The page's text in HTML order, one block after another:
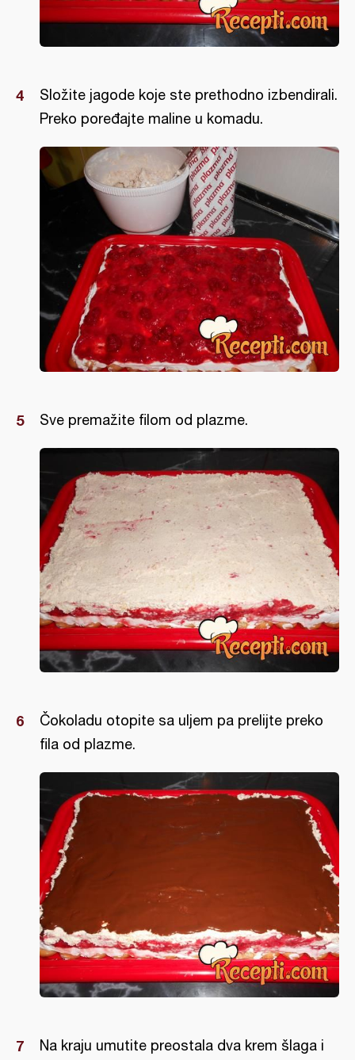
Složite jagode koje ste prethodno izbendirali.
Preko poređajte maline u komadu.
Sve premažite filom od plazme.
Čokoladu otopite sa uljem pa prelijte preko
fila od plazme.
Na kraju umutite preostala dva krem šlaga i